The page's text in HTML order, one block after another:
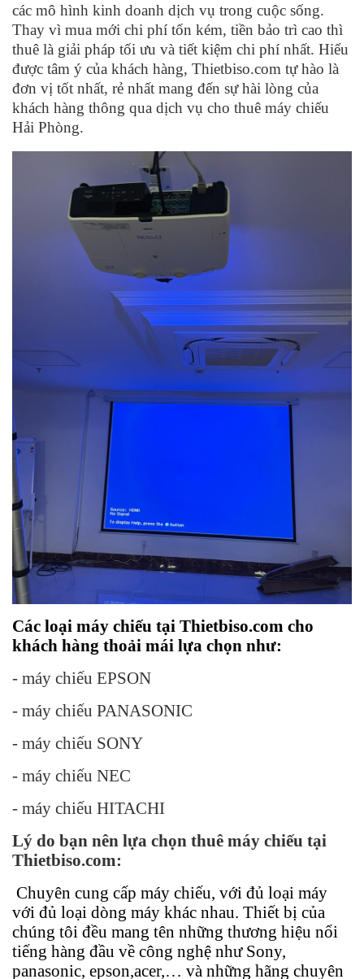
các mô hình kinh doanh dịch vụ trong cuộc sống.
Thay vì mua mới chi phí tốn kém, tiền bảo trì cao thì
thuê là giải pháp tối ưu và tiết kiệm chi phí nhất. Hiểu
được tâm ý của khách hàng, Thietbiso.com tự hào là
đơn vị tốt nhất, rẻ nhất mang đến sự hài lòng của
khách hàng thông qua dịch vụ cho thuê máy chiếu
Hải Phòng.
Các loại máy chiếu tại Thietbiso.com cho
khách hàng thoải mái lựa chọn như:
- máy chiếu EPSON
- máy chiếu PANASONIC
- máy chiếu SONY
- máy chiếu NEC
- máy chiếu HITACHI
Lý do bạn nên lựa chọn thuê máy chiếu tại
Thietbiso.com:
Chuyên cung cấp máy chiếu, với đủ loại máy
với đủ loại dòng máy khác nhau. Thiết bị của
chúng tôi đều mang tên những thương hiệu nổi
tiếng hàng đầu về công nghệ như Sony,
panasonic, epson,acer,… và những hãng chuyên